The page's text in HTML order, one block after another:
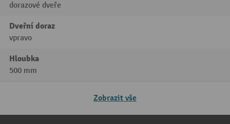
dorazové dveře
Dveřní doraz
vpravo
Hloubka
500 mm
Zobrazit vše